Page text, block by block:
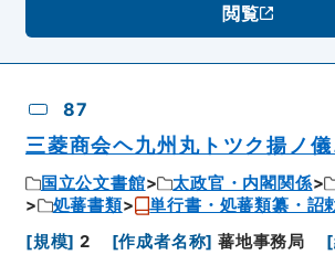
閲覧
87
三菱商会ヘ九州丸トツク揚ノ
国立公文書館 太政官・内閣関係
処蕃書類
単行書・処蕃類纂・詔
[規模] 2 [作成者名称] 蕃地事務局 [